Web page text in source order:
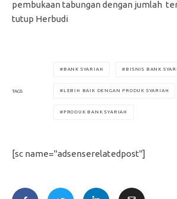
pembukaan tabungan dengan jumlah
tutup Herbudi
TAGS
BANK SYARIAH BISNIS BANK
LEBIH BAIK DENGAN PRODUK SYARIAH
PRODUK BANK SYARIAH
[sc name="adsenserelatedpost"]